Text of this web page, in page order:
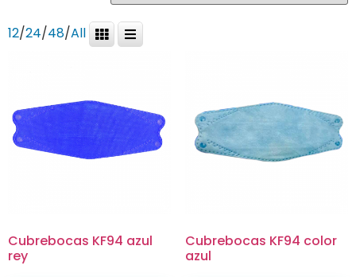
12/24/48/All
Cubrebocas KF94 azul
rey
Cubrebocas KF94 color
azul